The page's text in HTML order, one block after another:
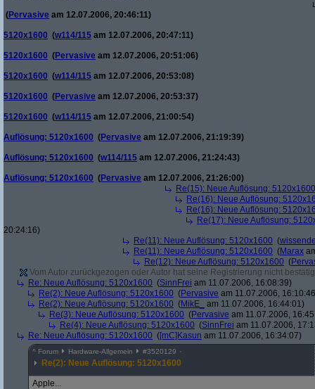
(Pervasive am 12.07.2006, 20:46:11)
5120x1600 (w114/115 am 12.07.2006, 20:47:11)
5120x1600 (Pervasive am 12.07.2006, 20:51:06)
5120x1600 (w114/115 am 12.07.2006, 20:53:08)
5120x1600 (Pervasive am 12.07.2006, 20:53:37)
5120x1600 (w114/115 am 12.07.2006, 21:00:54)
Auflösung: 5120x1600 (Pervasive am 12.07.2006, 21:19:39)
Auflösung: 5120x1600 (w114/115 am 12.07.2006, 21:24:43)
Auflösung: 5120x1600 (Pervasive am 12.07.2006, 21:26:00)
Re(15): Neue Auflösung: 5120x1600
Re(16): Neue Auflösung:
Re(16): Neue Auflösung:
Re(17): Neue Auflösung:
20:24:16)
Re(11): Neue Auflösung: 5120x1600 (
Re(11): Neue Auflösung: 5120x1600 (Marax
Re(12): Neue Auflösung: 5120x1600 (
Vom Autor zurückgezogen oder Autor hat seine Registrierung nicht
Re: Neue Auflösung: 5120x1600 (SinnFrei am 11.07.2006, 16:08:39)
Re(2): Neue Auflösung: 5120x1600 (Pervasive am 11.07.2006,
Re(2): Neue Auflösung: 5120x1600 (MikE_
am 11.07.2006, 16:44:01)
Re(3): Neue Auflösung: 5120x1600 (Pervasive am 11.07.2006,
Re(4): Neue Auflösung: 5120x1600 (SinnFrei am 11.07.2006,
Re: Neue Auflösung: 5120x1600 ([mC]Kasun am 11.07.2006, 16:34:07)
^ Forum Hardware-Allgemein #3520129
Re(2): Neue Auflösung: 5120x1600
Apple...